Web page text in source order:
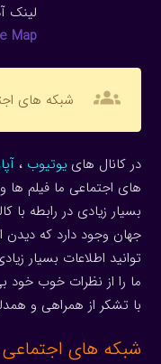
لینک
Map
groups شبکه های
در کانال هاییوتیوب ،
های اجتماعی ما فیلم ها
بسیار زیادی در رابطه
جهان وجود دارد که
توانید اطلاعات بسیار
ما را از نظرات خوب خود
با تشکر از همراهی و
شبکه های اجتماعی